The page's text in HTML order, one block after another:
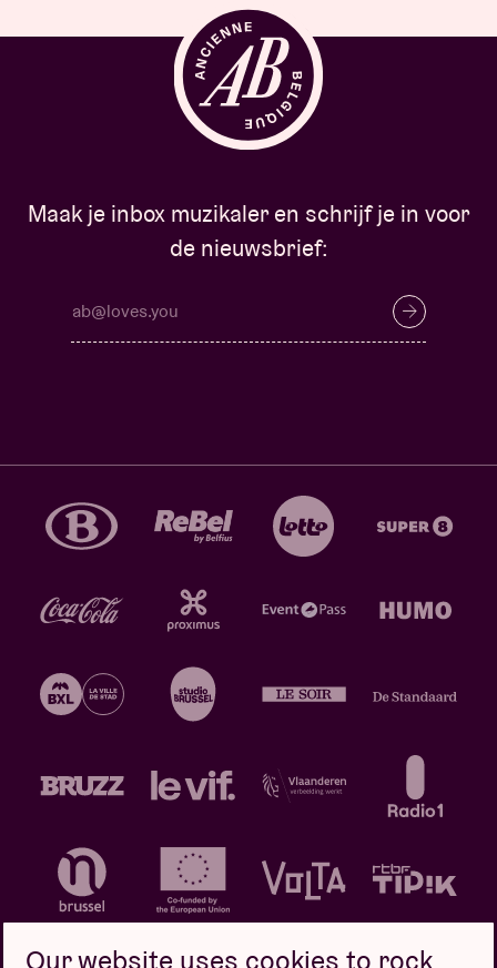
Maak je inbox muzikaler en schrijf je in voor
de nieuwsbrief:
Our website uses cookies to rock